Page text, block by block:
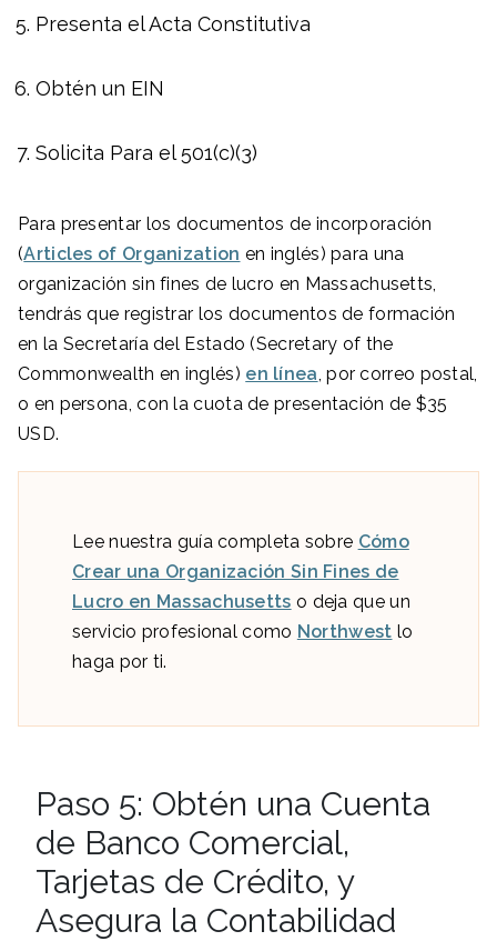
Presenta el Acta Constitutiva
Obtén un EIN
Solicita Para el 501(c)(3)
Para presentar los documentos de incorporación
(Articles of Organization en inglés) para una
organización sin fines de lucro en Massachusetts,
tendrás que registrar los documentos de formación
en la Secretaría del Estado (Secretary of the
Commonwealth en inglés) en línea , por correo postal,
o en persona, con la cuota de presentación de $35
USD.
Lee nuestra guía completa sobre Cómo
Crear una Organización Sin Fines de
Lucro en Massachusetts o deja que un
servicio profesional como Northwest lo
haga por ti.
Paso 5: Obtén una Cuenta
de Banco Comercial,
Tarjetas de Crédito, y
Asegura la Contabilidad